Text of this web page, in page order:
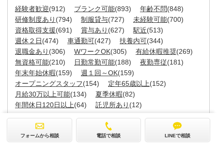
経験者歓迎(912) ブランク可能(893) 年齢不問(848)
研修制度あり (794) 制服貸与(727) 未経験可能(700)
資格取得支援(691) 賞与あり (627) 駅近(513)
週休２日(474) 車通勤可(427) 扶養内可(344)
退職金あり (306) WワークOK(305) 有給休暇推奨(269)
無資格可能(210) 日勤常勤可能(188) 夜勤専従(181)
年末年始休暇(159) 週１回～OK(159)
オープニングスタッフ(154) 定年65歳以上(152)
月給30万以上可能(134) 夏季休暇(82)
年間休日120日以上(64) 託児所あり (12)
近畿エリアの求人情報を見る
フォームから相談 電話で相談 LINEで相談